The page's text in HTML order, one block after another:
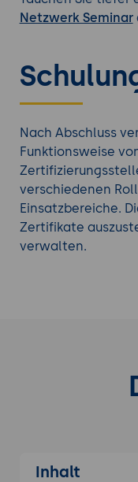
Netzwerk Seminar
Nach Abschluss
Funktionsweise
verschiedenen
Einsatzbereiche.
Zertifikate
verwalten.
Inhalt